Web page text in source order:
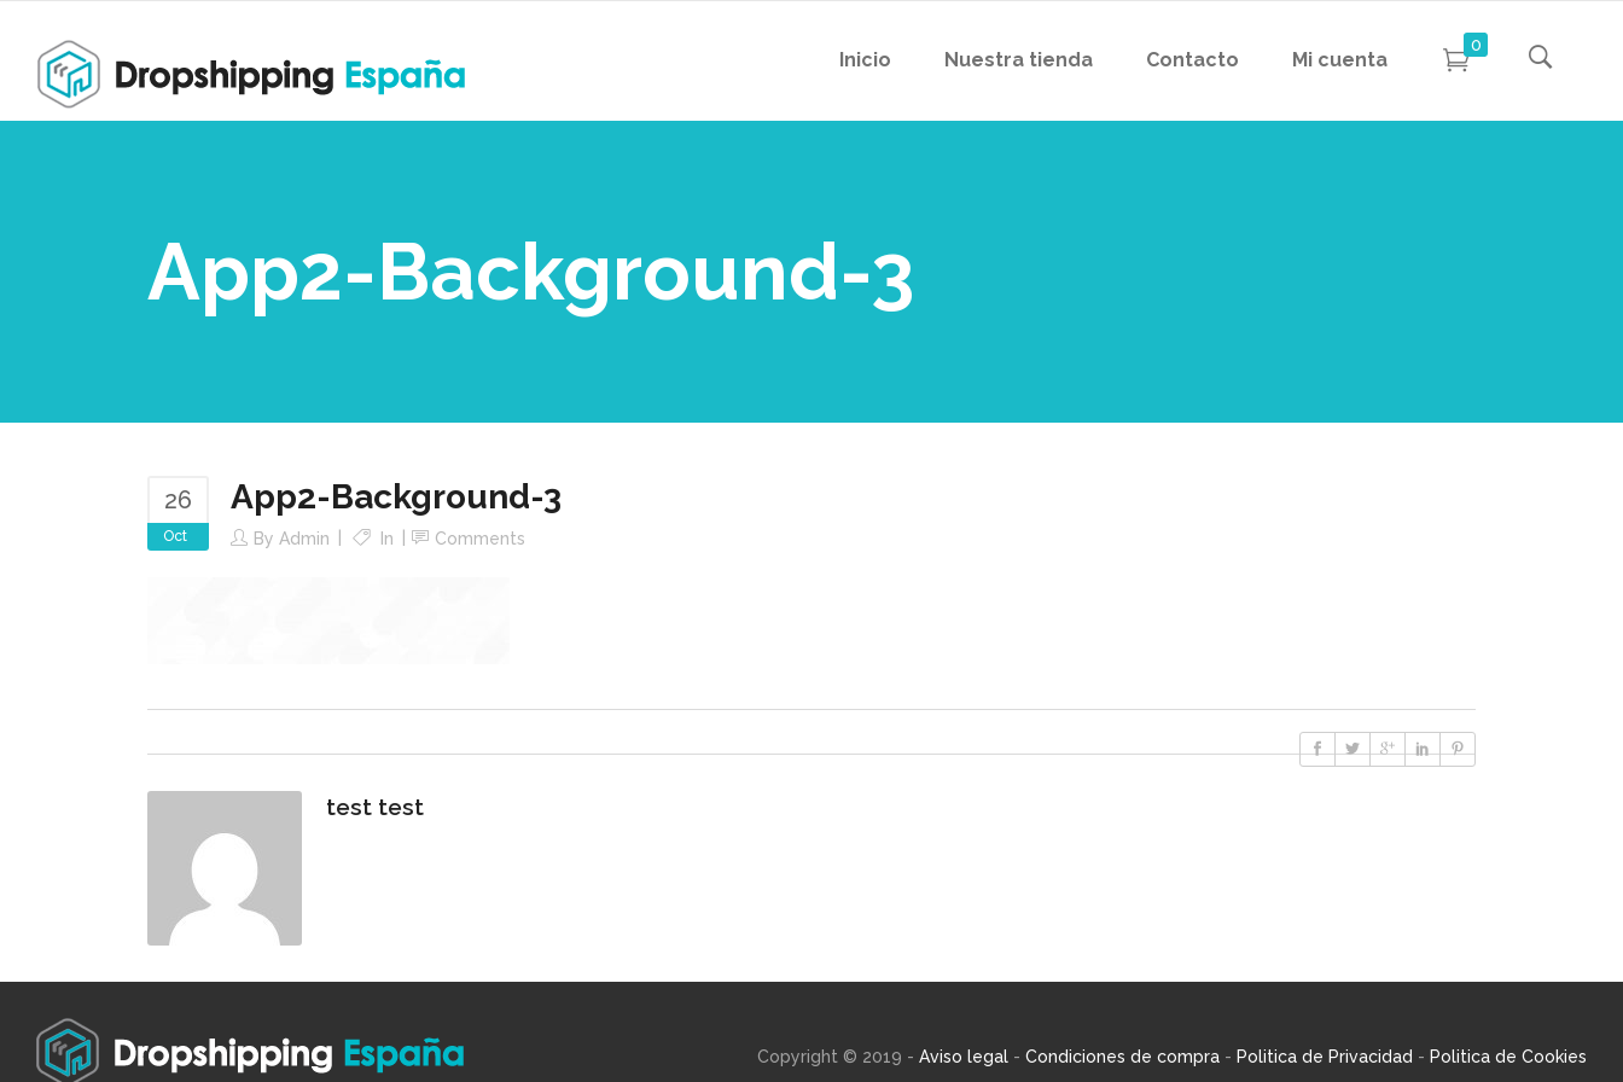
Inicio Nuestra tienda Contacto Mi cuenta
0
App2-Background-3
26
Oct
App2-Background-3
By Admin In Comments
test test
Copyright © 2019 - Aviso legal - Condiciones de compra - Politica de Privacidad - Politica de Cookies